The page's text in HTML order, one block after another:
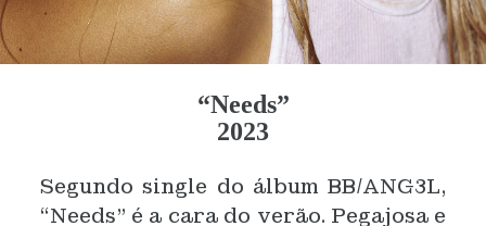
“Needs”
2023
Segundo single do álbum BB/ANG3L,
“Needs” é a cara do verão. Pegajosa e